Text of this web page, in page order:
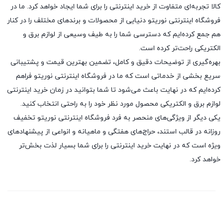
کالا تجربه‌ای متفاوت از خرید اینترنتی را برای شما ایجاد خواهد کرد. ما در
فروشگاه اینترنتی نوریتو دنیایی از محصولات و برندهای مختلف را در کنار
هم جمع کرده‌ایم که دسترسی شما را به طیف وسیعی از لوازم برق و
الکتریکی راحت‌تر کرده است.
بهره‌گیری از توضیحات دقیق و کامل، تضمین بهترین قیمت و پشتیبانی
سریع بخشی از خدماتی است که ما در فروشگاه اینترنتی نوریتو فراهم
کرده‌ایم که در نهایت باعث می‌شود تا شما بتوانید در زمان خرید اینترنتی
لوازم برق و الکتریکی محصول مورد نظر خود را به راحتی انتخاب کنید.
یکی دیگر از ویژگی‌های منحصر به فرد فروشگاه اینترنتی نوریتو تخفیف
روزانه در قالب استند، حراج‌های هفتگی و ماهیانه و انواعی از پیشنهادهای
ویژه است که در نهایت خرید اینترنتی را برای شما بسیار لذت ‌بخش‌تر
خواهد کرد.